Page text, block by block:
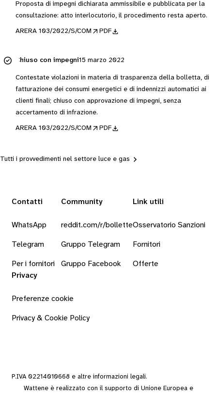
Proposta di impegni dichiarata ammissibile e pubblicata per la
consultazione: atto interlocutorio, il procedimento resta aperto.
ARERA 103/2022/S/COM PDF
Chiuso con impegni15 marzo 2022
Contestate violazioni in materia di trasparenza della bolletta, di
fatturazione dei consumi energetici e di indennizzi automatici ai
clienti finali; chiuso con approvazione di impegni, senza
accertamento di infrazione.
ARERA 103/2022/S/COM PDF
Tutti i provvedimenti nel settore luce e gas
Contatti
WhatsApp
Telegram
Per i fornitori
Community
reddit.com/r/bollette
Gruppo Telegram
Gruppo Facebook
Link utili
Osservatorio Sanzioni
Fornitori
Offerte
Privacy
Preferenze cookie
Privacy & Cookie Policy
P.IVA 02214010668 e altre informazioni legali.
Wattene è realizzato con il supporto di Unione Europea e